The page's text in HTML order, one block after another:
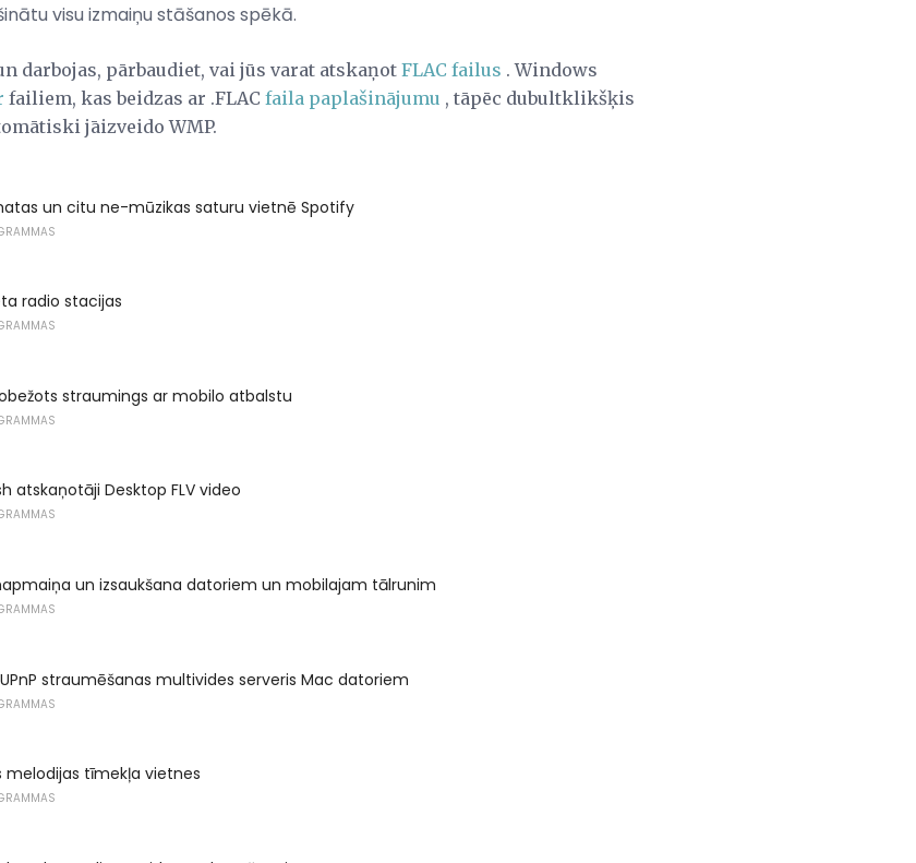
visu izmaiņu stāšanos spēkā.
darbojas, pārbaudiet, vai jūs varat atskaņotFLAC failus . Windows
failiem, kas beidzas ar .FLAC faila paplašinājumu , tāpēc dubultklikšķis
jāizveido WMP.
un citu ne-mūzikas saturu vietnē Spotify
radio stacijas
straumings ar mobilo atbalstu
atskaņotāji Desktop FLV video
un izsaukšana datoriem un mobilajam tālrunim
straumēšanas multivides serveris Mac datoriem
melodijas tīmekļa vietnes